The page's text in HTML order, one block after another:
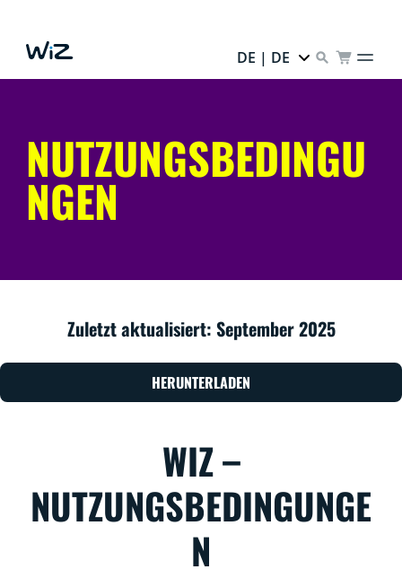
DE | DE
NUTZUNGSBEDINGU
NGEN
Zuletzt aktualisiert: September 2025
HERUNTERLADEN
WIZ –
NUTZUNGSBEDINGUNGE
N